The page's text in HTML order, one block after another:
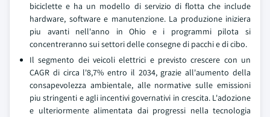
biciclette e ha un modello di servizio di flotta che include
hardware, software e manutenzione. La produzione iniziera
piu avanti nell'anno in Ohio e i programmi pilota si
concentreranno sui settori delle consegne di pacchi e di cibo.
Il segmento dei veicoli elettrici e previsto crescere con un
CAGR di circa l'8,7% entro il 2034, grazie all'aumento della
consapevolezza ambientale, alle normative sulle emissioni
piu stringenti e agli incentivi governativi in crescita. L'adozione
e ulteriormente alimentata dai progressi nella tecnologia